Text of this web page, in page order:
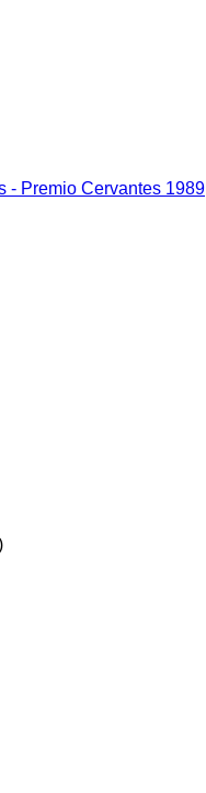
- Premio Cervantes 1989